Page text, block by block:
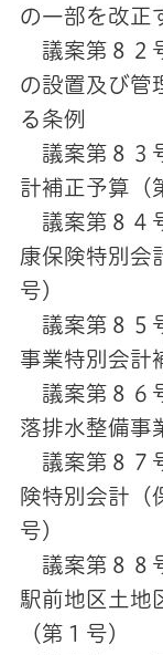
の一部を改正
議案第８２
の設置及び管
る条例
議案第８３
計補正予算（
議案第８４
康保険特別会
号）
議案第８５
事業特別会計
議案第８６
落排水整備事
議案第８７
険特別会計（
号）
議案第８８
駅前地区土地
（第１号）